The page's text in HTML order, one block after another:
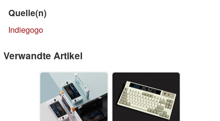
Quelle(n)
Indiegogo
Verwandte Artikel